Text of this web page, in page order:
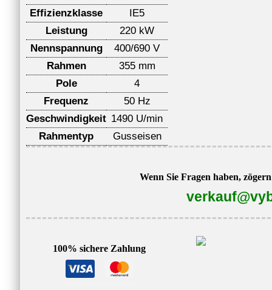
Effizienzklasse
IE5
Leistung
220 kW
Nennspannung
400/690 V
Rahmen
355 mm
Pole
4
Frequenz
50 Hz
Geschwindigkeit 1490 U/min
Rahmentyp
Gusseisen
Wenn Sie Fragen haben,
100% sichere Zahlung